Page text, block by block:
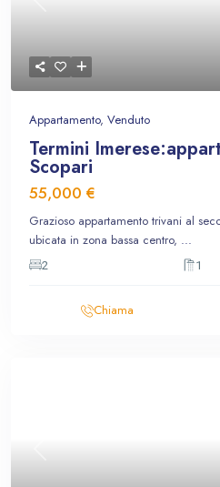
Appartamento, Venduto
Termini
Scopari
55,000 €
Grazioso appartamento trivani al
ubicata in zona bassa centro, ...
2 1
Chiama